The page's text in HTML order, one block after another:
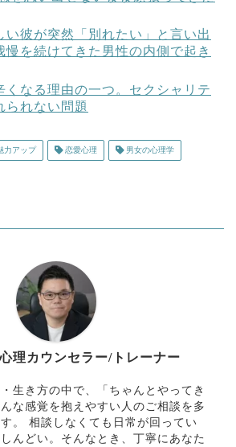
い彼が突然「別れたい」と言い出
を続けてきた男性の内側で起き
くなる理由の一つ。セクシャリテ
られない問題
力アップ 恋愛心理 男女の心理学
理カウンセラー/トレーナー
生き方の中で、「ちゃんとやってき
な感覚を抱えやすい人のご相談を多
。 相談しなくても日常が回ってい
んどい。そんなとき、丁寧にあなた